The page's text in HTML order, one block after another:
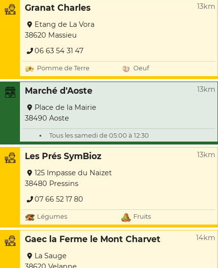
Granat Charles 13km
Etang de La Vora
38620 Massieu
06 63 54 31 47
Pomme de Terre Oeuf
Marché d'Aoste 13km
Place de la Mairie
38490 Aoste
Tous les samedi de 05:00 à 12:30
Les Prés SymBioz 13km
125 Impasse du Naizet
38480 Pressins
07 66 52 17 80
Légumes Fruits
Gaec la Ferme le Mont Charvet 14km
La Sauge